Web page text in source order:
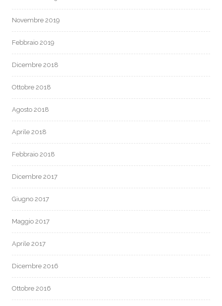
Novembre 2019
Febbraio 2019
Dicembre 2018
Ottobre 2018
Agosto 2018
Aprile 2018
Febbraio 2018
Dicembre 2017
Giugno 2017
Maggio 2017
Aprile 2017
Dicembre 2016
Ottobre 2016